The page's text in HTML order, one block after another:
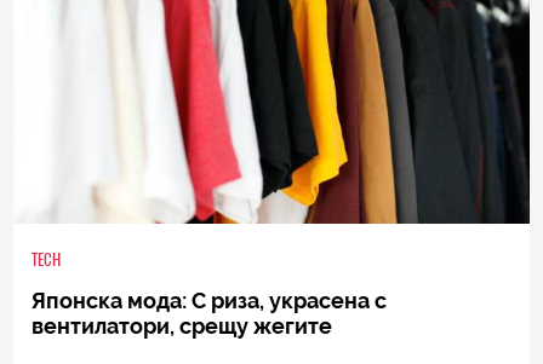
TECH
Японска мода: С риза, украсена с
вентилатори, срещу жегите